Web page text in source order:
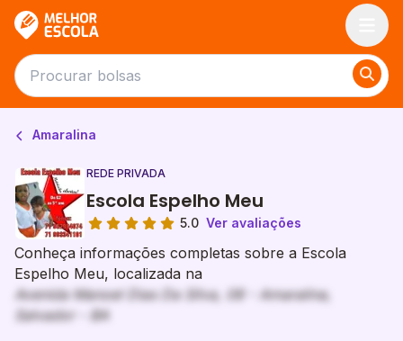
Amaralina
REDE PRIVADA
Escola Espelho Meu
5.0 Ver avaliações
Conheça informações completas sobre a Escola
Espelho Meu, localizada na
Avenida Manoel Dias Da Silva, 08 - Amaralina,
Salvador - BA